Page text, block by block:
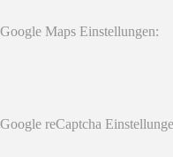
Google Maps Einstellungen:
Google reCaptcha